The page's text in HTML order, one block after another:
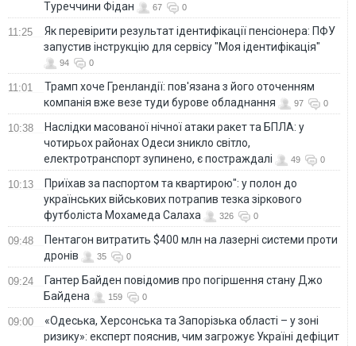
Туреччини Фідан
67 0
11:25
Як перевірити результат ідентифікації пенсіонера: ПФУ
запустив інструкцію для сервісу "Моя ідентифікація"
94 0
11:01
Трамп хоче Гренландії: пов'язана з його оточенням
компанія вже везе туди бурове обладнання
97 0
10:38
Наслідки масованої нічної атаки ракет та БПЛА: у
чотирьох районах Одеси зникло світло,
електротранспорт зупинено, є постраждалі
49 0
10:13
Приїхав за паспортом та квартирою": у полон до
українських військових потрапив тезка зіркового
футболіста Мохамеда Салаха
326 0
09:48
Пентагон витратить $400 млн на лазерні системи проти
дронів
35 0
09:24
Гантер Байден повідомив про погіршення стану Джо
Байдена
159 0
09:00
«Одеська, Херсонська та Запорізька області – у зоні
ризику»: експерт пояснив, чим загрожує Україні дефіцит